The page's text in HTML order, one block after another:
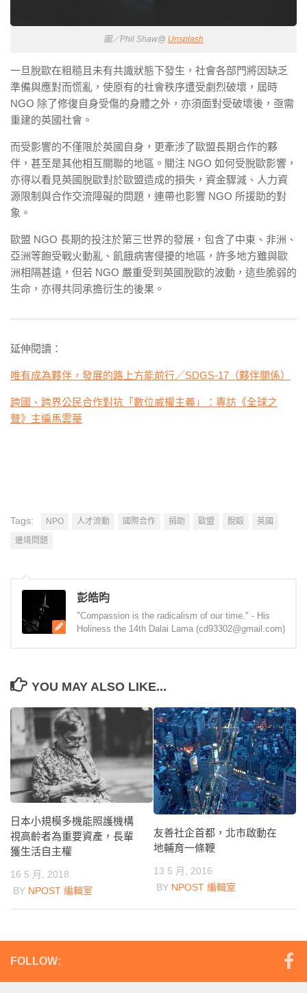
圖／Phil Shaw@ Unsplash
一旦脫歐在粗糙且未有共識狀態下發生，社會各部門將因缺乏
準備與應對而慌亂，使原有的社會秩序遭受劇烈破壞，屆時
NGO 除了修復自身受傷的身體之外，亦須面對受破壞後，亟需
重建的英國社會。
而受影響的不僅限於英國自身，更牽涉了歐盟長期合作的夥
伴，甚至是其他相互關聯的地區。關注 NGO 如何受脫歐影響，
亦得以看見英國脫歐對於歐盟造成的損失，資金驟減、人力資
源限制與合作交流障礙的問題，連帶也影響 NGO 所援助的對
象。
歐盟 NGO 長期的投注於第三世界的發展，包含了中東、非洲、
亞洲等飽受戰火動亂、飢餓病害侵擾的地區，許多地方雖與歐
洲相隔甚遠，但若 NGO 嚴重受到英國脫歐的波動，這些脆弱的
生命，亦得共同承擔衍生的後果。
延伸閱讀：
唯有成為夥伴，發展的路上方能前行／SDGS-17（夥伴關係）
跨國、跨界公民合作對抗「數位威權主義」：專訪《全球之
聲》主編馬雲華
Tags: NPO 人才流動 國際合作 捐助 歐盟 脫毆
英國
邊境問題
彭皓昀
"Compassion is the radicalism of our time." - His
Holiness the 14th Dalai Lama (cd93302@gmail.com)
YOU MAY ALSO LIKE...
日本小規模多機能照護機構
視高齡者為重要資產，長輩
獲生活自主權
16 5 月, 2018
BY NPOST 編輯室
友善社企首都，北市啟動在
地輔育一條鞭
13 5 月, 2016
BY NPOST 編輯室
FOLLOW: